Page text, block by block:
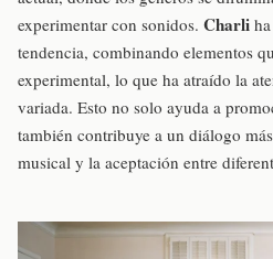
experimentar con sonidos. Charli
tendencia, combinando elementos
experimental, lo que ha atraído la
variada. Esto no solo ayuda a
también contribuye a un diálogo
musical y la aceptación entre